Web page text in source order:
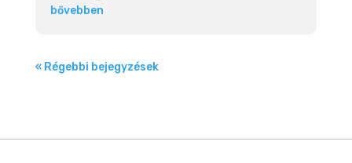
bővebben
« Régebbi bejegyzések